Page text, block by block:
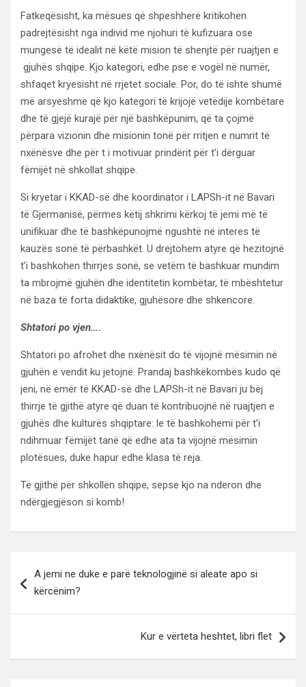
Fatkeqësisht, ka mësues që shpeshherë kritikohen
padrejtësisht nga individ me njohuri të kufizuara ose
mungesë të idealit në këtë mision të shenjtë për ruajtjen e
gjuhës shqipe. Kjo kategori, edhe pse e vogël në numër,
shfaqet kryesisht në rrjetet sociale. Por, do të ishte shumë
më arsyeshme që kjo kategori të krijojë vetëdije kombëtare
dhe të gjejë kurajë për një bashkëpunim, që ta çojmë
përpara vizionin dhe misionin tonë për rritjen e numrit të
nxënësve dhe për t i motivuar prindërit për t’i dërguar
fëmijët në shkollat shqipe.
Si kryetar i KKAD-së dhe koordinator i LAPSh-it në Bavari
të Gjermanisë, përmes këtij shkrimi kërkoj të jemi më të
unifikuar dhe të bashkëpunojmë ngushtë në interes të
kauzës sonë të përbashkët. U drejtohem atyre që hezitojnë
t’i bashkohen thirrjes sonë, se vetëm të bashkuar mundim
ta mbrojmë gjuhën dhe identitetin kombëtar, të mbështetur
në baza të forta didaktike, gjuhësore dhe shkencore.
Shtatori po vjen….
Shtatori po afrohet dhe nxënësit do të vijojnë mësimin në
gjuhën e vendit ku jetojnë. Prandaj bashkëkombës kudo që
jeni, në emër të KKAD-së dhe LAPSh-it në Bavari ju bëj
thirrje të gjithë atyre që duan të kontribuojnë në ruajtjen e
gjuhës dhe kulturës shqiptare: le të bashkohemi për t’i
ndihmuar fëmijët tanë që edhe ata ta vijojnë mësimin
plotësues, duke hapur edhe klasa të reja.
Të gjithë për shkollën shqipe, sepse kjo na nderon dhe
ndërgjegjëson si komb!
te
A jemi ne duke e parë teknologjinë si aleate apo si
kërcënim?
Kur e vërteta heshtet, libri flet